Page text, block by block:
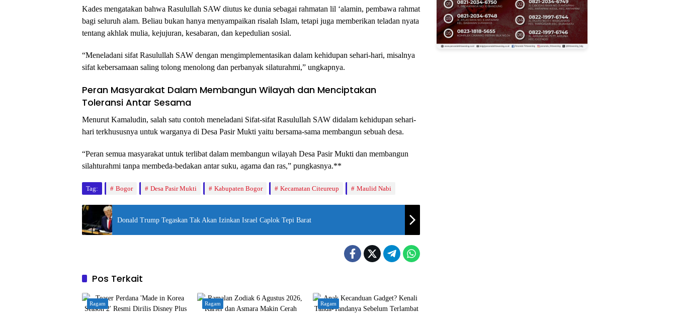
Kades mengatakan bahwa Rasulullah SAW diutus ke dunia sebagai rahmatan lil ‘alamin, pembawa rahmat
bagi seluruh alam. Beliau bukan hanya menyampaikan risalah Islam, tetapi juga memberikan teladan nyata
tentang akhlak mulia, kejujuran, kesabaran, dan kepedulian sosial.
“Meneladani sifat Rasulullah SAW dengan mengimplementasikan dalam kehidupan sehari-hari, misalnya
sifat kebersamaan saling tolong menolong dan perbanyak silaturahmi,” ungkapnya.
Peran Masyarakat Dalam Membangun Wilayah dan Menciptakan
Toleransi Antar Sesama
Menurut Kamaludin, salah satu contoh meneladani Sifat-sifat Rasulullah SAW didalam kehidupan sehari-
hari terkhususnya untuk warganya di Desa Pasir Mukti yaitu bersama-sama membangun sebuah desa.
“Peran semua masyarakat untuk terlibat dalam membangun wilayah Desa Pasir Mukti dan membangun
silahturahmi tanpa membeda-bedakan antar suku, agama dan ras,” pungkasnya.**
Tag: Bogor Desa Pasir Mukti Kabupaten Bogor Kecamatan Citeureup Maulid Nabi
Donald Trump Tegaskan Tak Akan Izinkan Israel Caplok Tepi Barat
Pos Terkait
Ragam Ragam Ragam